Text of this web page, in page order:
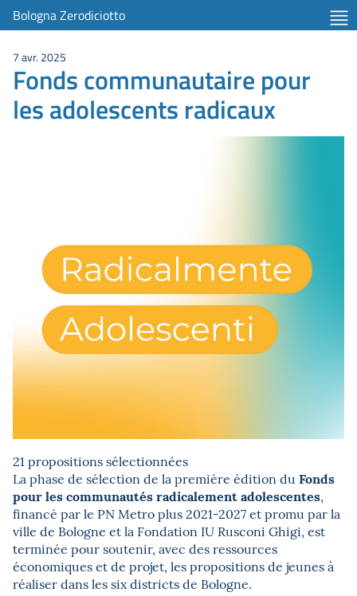
Bologna Zerodiciotto
7 avr. 2025
Fonds communautaire pour
les adolescents radicaux
21 propositions sélectionnées
La phase de sélection de la première édition du Fonds
pour les communautés radicalement adolescentes,
financé par le PN Metro plus 2021-2027 et promu par la
ville de Bologne et la Fondation IU Rusconi Ghigi, est
terminée pour soutenir, avec des ressources
économiques et de projet, les propositions de jeunes à
réaliser dans les six districts de Bologne.